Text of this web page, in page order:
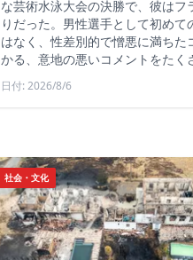
な芸術水泳大会の決勝で、彼は
りだった。男性選手として初め
はなく、性差別的で憎悪に満ち
かる、意地の悪いコメントをた
日付: 2026/8/6
社会・文化